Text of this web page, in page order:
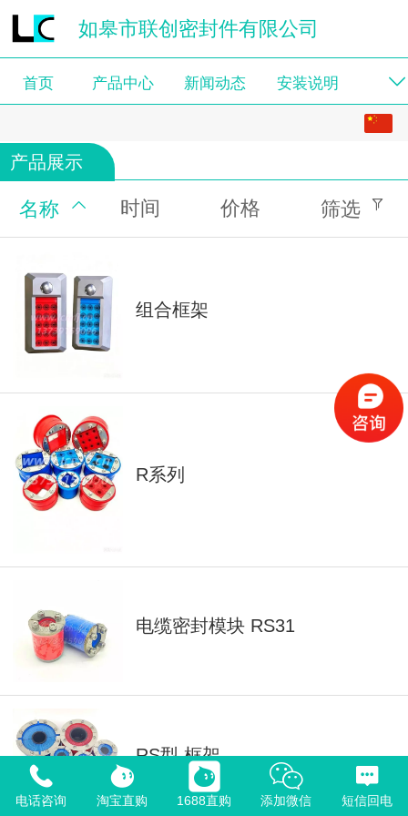
如皋市联创密封件有限公司
首页 产品中心 新闻动态 安装说明
产品展示
名称 时间 价格 筛选
组合框架
R系列
电缆密封模块 RS31
RS型 框架
电话咨询 淘宝直购 1688直购 添加微信 短信回电